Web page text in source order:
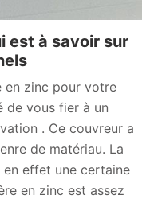
est à savoir sur
en zinc pour votre
de vous fier à un
. Ce couvreur a
de matériau. La
effet une certaine
en zinc est assez